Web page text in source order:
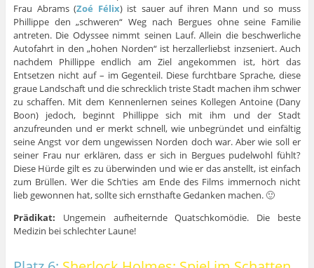
Frau Abrams (Zoé Félix) ist sauer auf ihren Mann und so muss
Phillippe den „schweren“ Weg nach Bergues ohne seine Familie
antreten. Die Odyssee nimmt seinen Lauf. Allein die beschwerliche
Autofahrt in den „hohen Norden“ ist herzallerliebst inzseniert. Auch
nachdem Phillippe endlich am Ziel angekommen ist, hört das
Entsetzen nicht auf – im Gegenteil. Diese furchtbare Sprache, diese
graue Landschaft und die schrecklich triste Stadt machen ihm schwer
zu schaffen. Mit dem Kennenlernen seines Kollegen Antoine (Dany
Boon) jedoch, beginnt Phillippe sich mit ihm und der Stadt
anzufreunden und er merkt schnell, wie unbegründet und einfältig
seine Angst vor dem ungewissen Norden doch war. Aber wie soll er
seiner Frau nur erklären, dass er sich in Bergues pudelwohl fühlt?
Diese Hürde gilt es zu überwinden und wie er das anstellt, ist einfach
zum Brüllen. Wer die Sch’ties am Ende des Films immernoch nicht
lieb gewonnen hat, sollte sich ernsthafte Gedanken machen. 🙂
Prädikat: Ungemein aufheiternde Quatschkomödie. Die beste
Medizin bei schlechter Laune!